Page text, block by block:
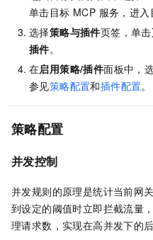
单击目标 MCP 服务，进入
选择策略与插件页签，单击
插件。
在启用策略/插件面板中，
参见策略配置和插件配置。
策略配置
并发控制
并发规则的原理是统计当前网
到设定的阈值时立即拦截流量
理请求数，实现在高并发下的